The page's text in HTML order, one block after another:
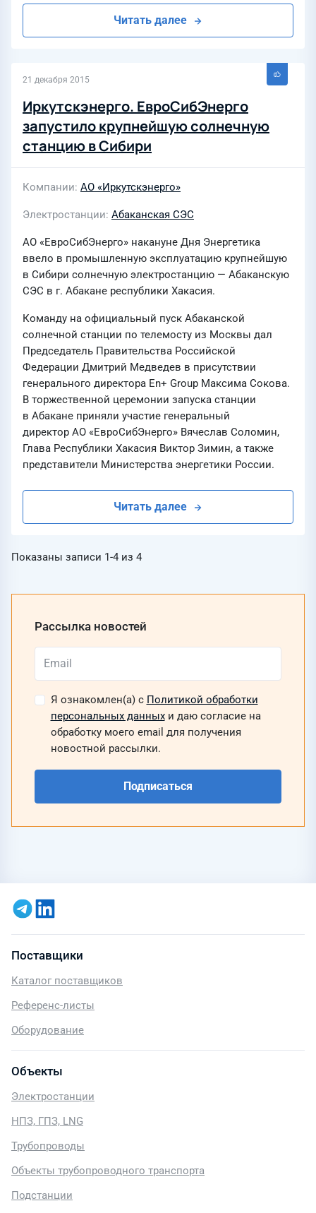
Читать далее
21 декабря 2015
Иркутскэнерго. ЕвроСибЭнерго
запустило крупнейшую солнечную
станцию в Сибири
Компании АО «Иркутскэнерго»
Электростанции Абаканская СЭС
АО «ЕвроСибЭнерго» накануне Дня Энергетика
ввело в промышленную эксплуатацию крупнейшую
в Сибири солнечную электростанцию — Абаканскую
СЭС в г. Абакане республики Хакасия.
Команду на официальный пуск Абаканской
солнечной станции по телемосту из Москвы дал
Председатель Правительства Российской
Федерации Дмитрий Медведев в присутствии
генерального директора En+ Group Максима Сокова.
В торжественной церемонии запуска станции
в Абакане приняли участие генеральный
директор АО «ЕвроСибЭнерго» Вячеслав Соломин,
Глава Республики Хакасия Виктор Зимин, а также
представители Министерства энергетики России.
Читать далее
Показаны записи 1-4 из 4
Рассылка новостей
Я ознакомлен(а) с Политикой обработки
персональных данныхи даю согласие на
обработку моего email для получения
новостной рассылки.
Подписаться
Поставщики
Каталог поставщиков
Референс-листы
Оборудование
Объекты
Электростанции
НПЗ, ГПЗ, LNG
Трубопроводы
Объекты трубопроводного транспорта
Подстанции